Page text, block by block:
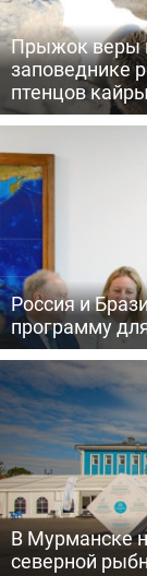
Прыжок веры
заповеднике
птенцов
Россия и
программу
В Мурманске
северной